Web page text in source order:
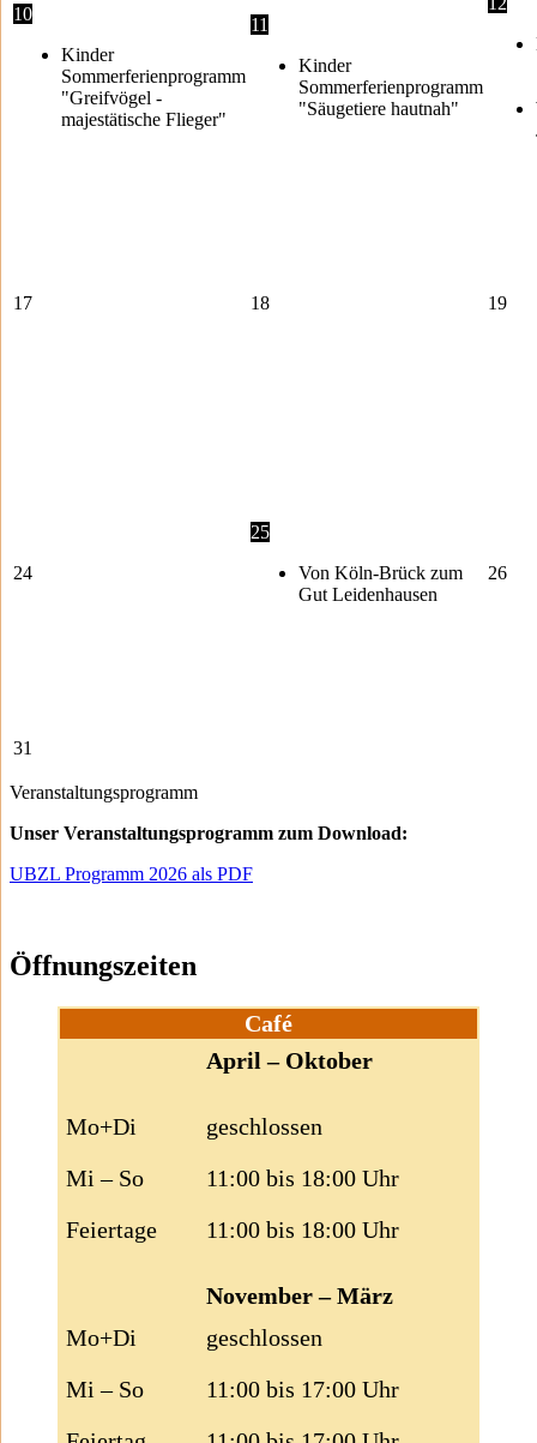
10
Kinder
Sommerferienprogramm
"Greifvögel -
majestätische Flieger"
11
Kinder
Sommerferienprogramm
"Säugetiere hautnah"
17 18 19
24
25
Von Köln-Brück zum
Gut Leidenhausen
26
31
Veranstaltungsprogramm
Unser Veranstaltungsprogramm zum Download:
UBZL Programm 2026 als PDF
Öffnungszeiten
Café
April – Oktober
Mo+Di
Mi – So
Feiertage
geschlossen
11:00 bis 18:00 Uhr
11:00 bis 18:00 Uhr
November – März
Mo+Di
Mi – So
geschlossen
11:00 bis 17:00 Uhr